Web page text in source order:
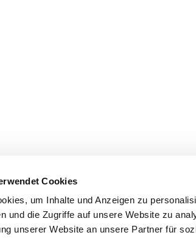
Cookies
um Inhalte und Anzeigen zu
und die Zugriffe auf unsere Website zu
unserer Website an unsere Partner für